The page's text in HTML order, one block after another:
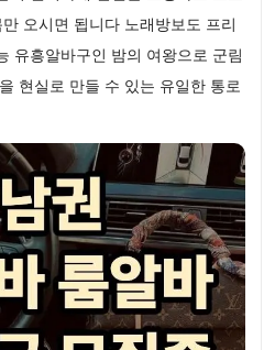
오시면 됩니다 노래방보도 프리
유흥알바구인 밤의 여왕으로 군림
현실로 만들 수 있는 유일한 통로